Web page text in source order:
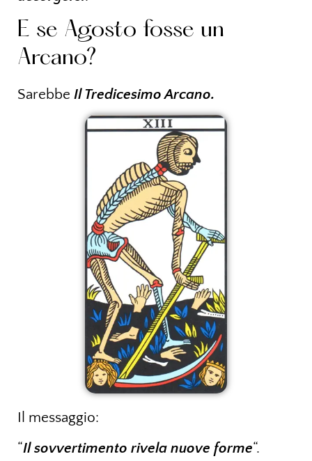
E se Agosto fosse un
Arcano?
Sarebbe Il Tredicesimo Arcano.
Il messaggio:
“Il sovvertimento rivela nuove forme“.